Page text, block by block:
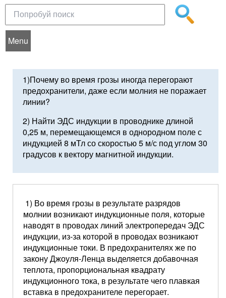
Menu
1)Почему во время грозы иногда перегорают
предохранители, даже если молния не поражает
линии?
2) Найти ЭДС индукции в проводнике длиной
0,25 м, перемещающемся в однородном поле с
индукцией 8 мТл со скоростью 5 м/с под углом 30
градусов к вектору магнитной индукции.
1) Во время грозы в результате разрядов
молнии возникают индукционные поля, которые
наводят в проводах линий электропередач ЭДС
индукции, из-за которой в проводах возникают
индукционные токи. В предохранителях же по
закону Джоуля-Ленца выделяется добавочная
теплота, пропорциональная квадрату
индукционного тока, в результате чего плавкая
вставка в предохранителе перегорает.